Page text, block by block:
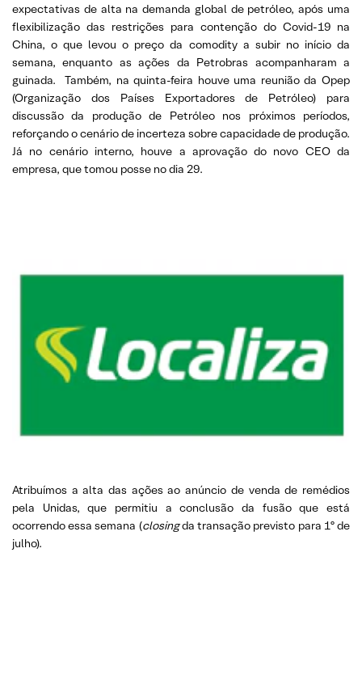
expectativas de alta na demanda global de petróleo, após uma
flexibilização das restrições para contenção do Covid-19 na
China, o que levou o preço da comodity a subir no início da
semana, enquanto as ações da Petrobras acompanharam a
guinada. Também, na quinta-feira houve uma reunião da Opep
(Organização dos Países Exportadores de Petróleo) para
discussão da produção de Petróleo nos próximos períodos,
reforçando o cenário de incerteza sobre capacidade de produção.
Já no cenário interno, houve a aprovação do novo CEO da
empresa, que tomou posse no dia 29.
Atribuímos a alta das ações ao anúncio de venda de remédios
pela Unidas, que permitiu a conclusão da fusão que está
ocorrendo essa semana (closingda transação previsto para 1º de
julho).